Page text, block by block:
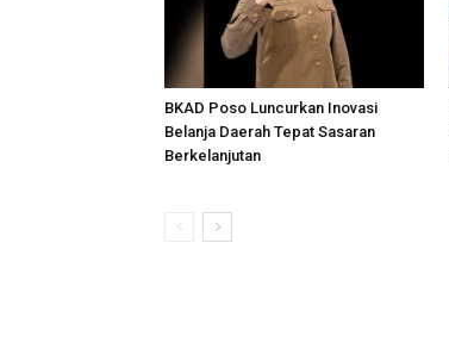
BKAD Poso Luncurkan Inovasi
Belanja Daerah Tepat Sasaran
Berkelanjutan